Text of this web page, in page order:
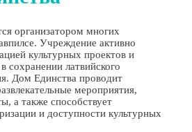
организатором многих
Учреждение активно
культурных проектов и
сохранении латвийского
Дом Единства проводит
мероприятия,
а также способствует
и доступности культурных